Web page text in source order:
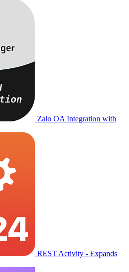
Zalo OA Integration with
REST Activity - Expands